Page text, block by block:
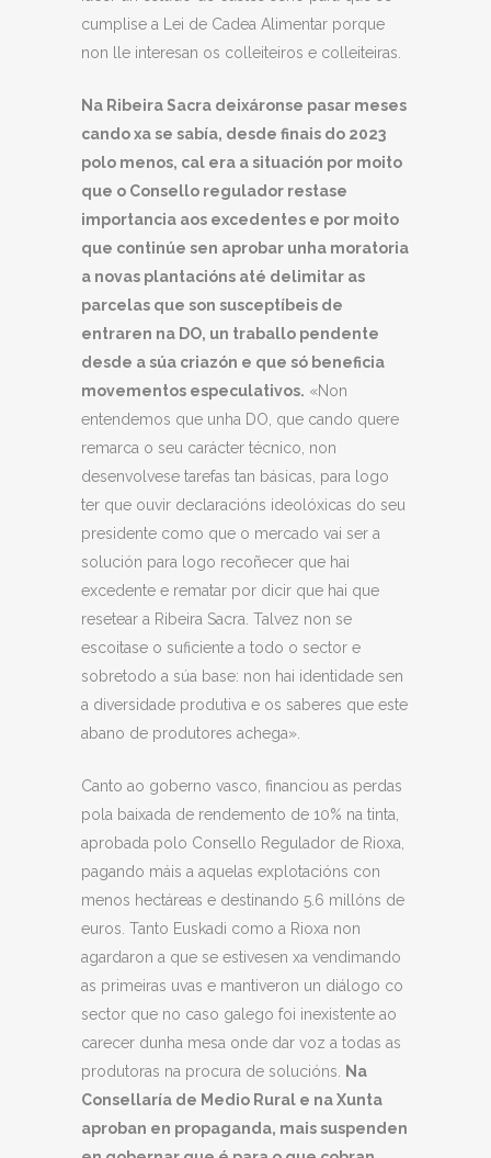
cumplise a Lei de Cadea Alimentar porque
non lle interesan os colleiteiros e colleiteiras.
Na Ribeira Sacra deixáronse pasar meses
cando xa se sabía, desde finais do 2023
polo menos, cal era a situación por moito
que o Consello regulador restase
importancia aos excedentes e por moito
que continúe sen aprobar unha moratoria
a novas plantacións até delimitar as
parcelas que son susceptíbeis de
entraren na DO, un traballo pendente
desde a súa criazón e que só beneficia
movementos especulativos. «Non
entendemos que unha DO, que cando quere
remarca o seu carácter técnico, non
desenvolvese tarefas tan básicas, para logo
ter que ouvir declaracións ideolóxicas do seu
presidente como que o mercado vai ser a
solución para logo recoñecer que hai
excedente e rematar por dicir que hai que
resetear a Ribeira Sacra. Talvez non se
escoitase o suficiente a todo o sector e
sobretodo a súa base: non hai identidade sen
a diversidade produtiva e os saberes que este
abano de produtores achega».
Canto ao goberno vasco, financiou as perdas
pola baixada de rendemento de 10% na tinta,
aprobada polo Consello Regulador de Rioxa,
pagando máis a aquelas explotacións con
menos hectáreas e destinando 5.6 millóns de
euros. Tanto Euskadi como a Rioxa non
agardaron a que se estivesen xa vendimando
as primeiras uvas e mantiveron un diálogo co
sector que no caso galego foi inexistente ao
carecer dunha mesa onde dar voz a todas as
produtoras na procura de solucións. Na
Consellaría de Medio Rural e na Xunta
aproban en propaganda, mais suspenden